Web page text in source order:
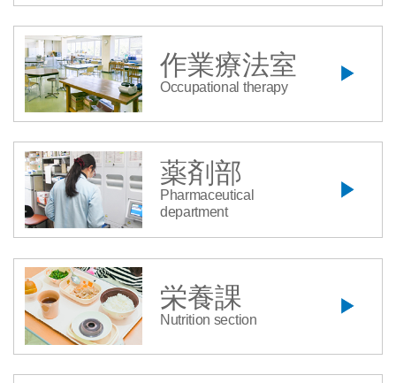
作業療法室
Occupational therapy
薬剤部
Pharmaceutical
department
栄養課
Nutrition section